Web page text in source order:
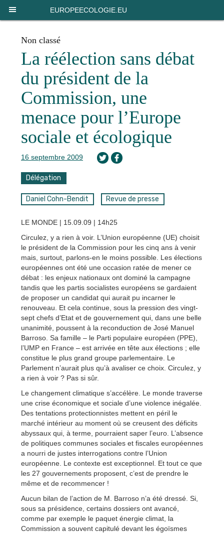
EUROPEECOLOGIE.EU
Non classé
La réélection sans débat
du président de la
Commission, une
menace pour l’Europe
sociale et écologique
16 septembre 2009
Délégation
Daniel Cohn-Bendit Revue de presse
LE MONDE | 15.09.09 | 14h25
Circulez, y a rien à voir. L’Union européenne (UE) choisit
le président de la Commission pour les cinq ans à venir
mais, surtout, parlons-en le moins possible. Les élections
européennes ont été une occasion ratée de mener ce
débat : les enjeux nationaux ont dominé la campagne
tandis que les partis socialistes européens se gardaient
de proposer un candidat qui aurait pu incarner le
renouveau. Et cela continue, sous la pression des vingt-
sept chefs d’Etat et de gouvernement qui, dans une belle
unanimité, poussent à la reconduction de José Manuel
Barroso. Sa famille – le Parti populaire européen (PPE),
l’UMP en France – est arrivée en tête aux élections ; elle
constitue le plus grand groupe parlementaire. Le
Parlement n’aurait plus qu’à avaliser ce choix. Circulez, y
a rien à voir ? Pas si sûr.
Le changement climatique s’accélère. Le monde traverse
une crise économique et sociale d’une violence inégalée.
Des tentations protectionnistes mettent en péril le
marché intérieur au moment où se creusent des déficits
abyssaux qui, à terme, pourraient saper l’euro. L’absence
de politiques communes sociales et fiscales européennes
a nourri de justes interrogations contre l’Union
européenne. Le contexte est exceptionnel. Et tout ce que
les 27 gouvernements proposent, c’est de prendre le
même et de recommencer !
Aucun bilan de l’action de M. Barroso n’a été dressé. Si,
sous sa présidence, certains dossiers ont avancé,
comme par exemple le paquet énergie climat, la
Commission a souvent capitulé devant les égoïsmes